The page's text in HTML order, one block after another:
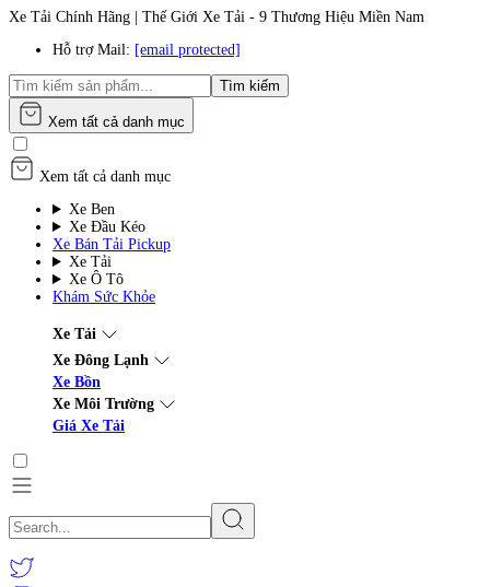
Xe Tải Chính Hãng | Thế Giới Xe Tải - 9 Thương Hiệu Miền Nam
Hỗ trợ Mail: [email protected]
Tìm kiếm
Xem tất cả danh mục
Xem tất cả danh mục
Xe Ben
Xe Đầu Kéo
Xe Bán Tải Pickup
Xe Tải
Xe Ô Tô
Khám Sức Khỏe
Xe Tải
Xe Đông Lạnh
Xe Bồn
Xe Môi Trường
Giá Xe Tải